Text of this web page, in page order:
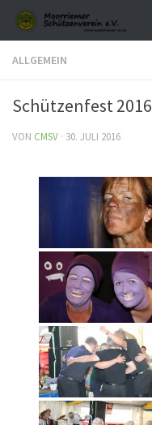
Zum Inhalt springen
ALLGEMEIN
Schützenfest 2016
VON CMSV · 30. JULI 2016